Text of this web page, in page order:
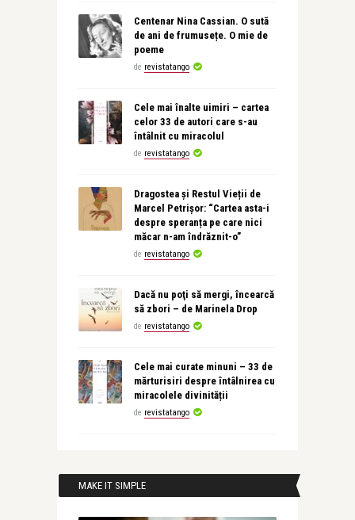
Centenar Nina Cassian. O sută
de ani de frumusețe. O mie de
poeme
de revistatango
Cele mai înalte uimiri – cartea
celor 33 de autori care s-au
întâlnit cu miracolul
de revistatango
Dragostea și Restul Vieții de
Marcel Petrișor: “Cartea asta-i
despre speranța pe care nici
măcar n-am îndrăznit-o”
de revistatango
Dacă nu poţi să mergi, încearcă
să zbori – de Marinela Drop
de revistatango
Cele mai curate minuni – 33 de
mărturisiri despre întâlnirea cu
miracolele divinității
de revistatango
MAKE IT SIMPLE